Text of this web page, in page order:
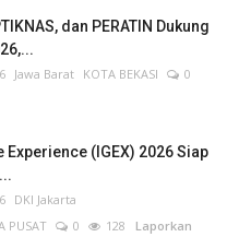
dan PERATIN Dukung
Jawa Barat KOTA BEKASI
0
Experience (IGEX) 2026 Siap
DKI Jakarta
PUSAT
0 128 Laporkan